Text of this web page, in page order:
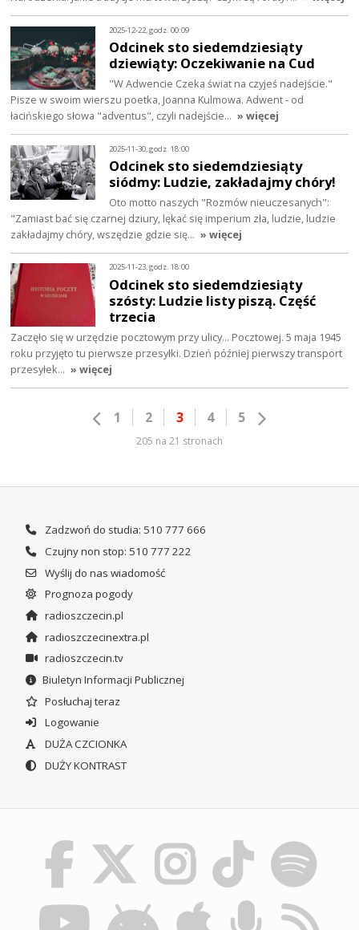
2025-12-22, godz. 00:09
Odcinek sto siedemdziesiąty
dziewiąty: Oczekiwanie na Cud
"W Adwencie Czeka świat na czyjeś nadejście."
Pisze w swoim wierszu poetka, Joanna Kulmowa. Adwent - od
łacińskiego słowa "adventus", czyli nadejście… » więcej
2025-11-30, godz. 18:00
Odcinek sto siedemdziesiąty
siódmy: Ludzie, zakładajmy chóry!
Oto motto naszych "Rozmów nieuczesanych":
"Zamiast bać się czarnej dziury, lękać się imperium zła, ludzie, ludzie
zakładajmy chóry, wszędzie gdzie się… » więcej
2025-11-23, godz. 18:00
Odcinek sto siedemdziesiąty
szósty: Ludzie listy piszą. Część
trzecia
Zaczęło się w urzędzie pocztowym przy ulicy... Pocztowej. 5 maja 1945
roku przyjęto tu pierwsze przesyłki. Dzień później pierwszy transport
przesyłek… » więcej
1 2 3 4 5
205 na 21 stronach
Zadzwoń do studia: 510 777 666
Czujny non stop: 510 777 222
Wyślij do nas wiadomość
Prognoza pogody
radioszczecin.pl
radioszczecinextra.pl
radioszczecin.tv
Biuletyn Informacji Publicznej
Posłuchaj teraz
Logowanie
DUŻA CZCIONKA
DUŻY KONTRAST